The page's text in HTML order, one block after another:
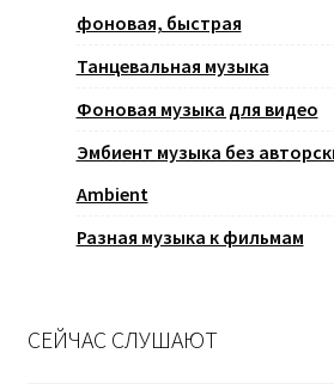
фоновая, быстрая
Танцевальная музыка
Фоновая музыка для видео
Эмбиент музыка без
Ambient
Разная музыка к фильмам
СЕЙЧАС СЛУШАЮТ